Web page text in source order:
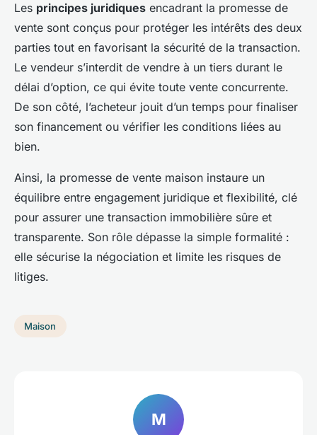
Les principes juridiques encadrant la promesse de
vente sont conçus pour protéger les intérêts des deux
parties tout en favorisant la sécurité de la transaction.
Le vendeur s’interdit de vendre à un tiers durant le
délai d’option, ce qui évite toute vente concurrente.
De son côté, l’acheteur jouit d’un temps pour finaliser
son financement ou vérifier les conditions liées au
bien.
Ainsi, la promesse de vente maison instaure un
équilibre entre engagement juridique et flexibilité, clé
pour assurer une transaction immobilière sûre et
transparente. Son rôle dépasse la simple formalité :
elle sécurise la négociation et limite les risques de
litiges.
Maison
M